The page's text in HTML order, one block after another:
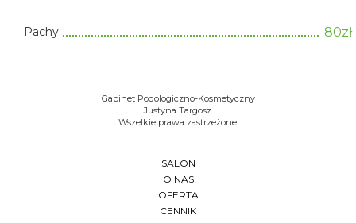
Pachy 80zł
Gabinet Podologiczno-Kosmetyczny
Justyna Targosz.
Wszelkie prawa zastrzeżone.
SALON
O NAS
OFERTA
CENNIK